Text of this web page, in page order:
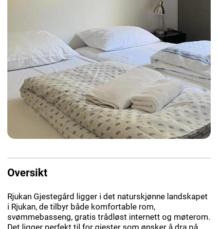
Oversikt
Rjukan Gjestegård ligger i det naturskjønne landskapet
i Rjukan, de tilbyr både komfortable rom,
svømmebasseng, gratis trådløst internett og møterom.
Det ligger perfekt til for gjester som ønsker å dra på